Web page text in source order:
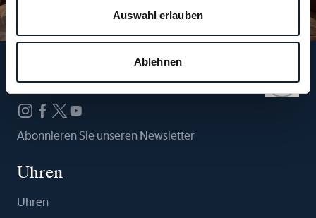
Auswahl erlauben
Ablehnen
Folgen Sie uns
Abonnieren Sie unseren Newsletter
Uhren
Uhren